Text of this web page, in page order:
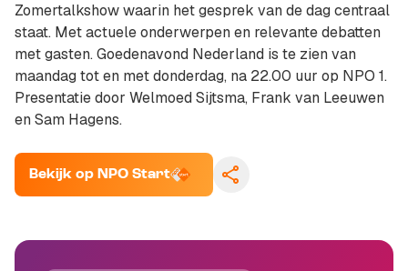
Zomertalkshow waarin het gesprek van de dag centraal
staat. Met actuele onderwerpen en relevante debatten
met gasten. Goedenavond Nederland is te zien van
maandag tot en met donderdag, na 22.00 uur op NPO 1.
Presentatie door Welmoed Sijtsma, Frank van Leeuwen
en Sam Hagens.
Bekijk op NPO Start